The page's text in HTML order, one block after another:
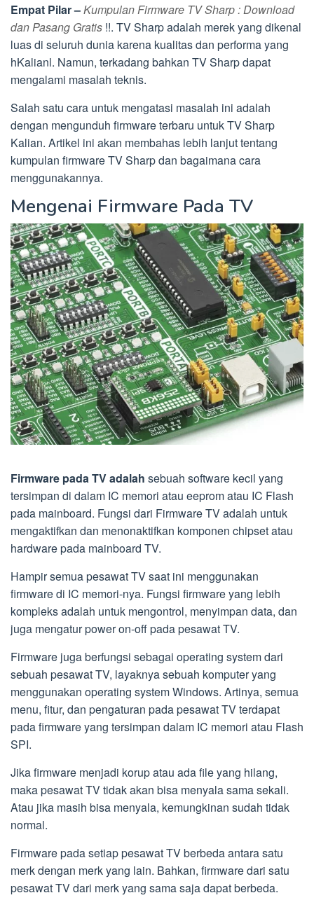
Empat Pilar –Kumpulan Firmware TV Sharp : Download
dan Pasang Gratis !!. TV Sharp adalah merek yang dikenal
luas di seluruh dunia karena kualitas dan performa yang
hKalianl. Namun, terkadang bahkan TV Sharp dapat
mengalami masalah teknis.
Salah satu cara untuk mengatasi masalah ini adalah
dengan mengunduh firmware terbaru untuk TV Sharp
Kalian. Artikel ini akan membahas lebih lanjut tentang
kumpulan firmware TV Sharp dan bagaimana cara
menggunakannya.
Mengenai Firmware Pada TV
Firmware pada TV adalah sebuah software kecil yang
tersimpan di dalam IC memori atau eeprom atau IC Flash
pada mainboard. Fungsi dari Firmware TV adalah untuk
mengaktifkan dan menonaktifkan komponen chipset atau
hardware pada mainboard TV.
Hampir semua pesawat TV saat ini menggunakan
firmware di IC memori-nya. Fungsi firmware yang lebih
kompleks adalah untuk mengontrol, menyimpan data, dan
juga mengatur power on-off pada pesawat TV.
Firmware juga berfungsi sebagai operating system dari
sebuah pesawat TV, layaknya sebuah komputer yang
menggunakan operating system Windows. Artinya, semua
menu, fitur, dan pengaturan pada pesawat TV terdapat
pada firmware yang tersimpan dalam IC memori atau Flash
SPI.
Jika firmware menjadi korup atau ada file yang hilang,
maka pesawat TV tidak akan bisa menyala sama sekali.
Atau jika masih bisa menyala, kemungkinan sudah tidak
normal.
Firmware pada setiap pesawat TV berbeda antara satu
merk dengan merk yang lain. Bahkan, firmware dari satu
pesawat TV dari merk yang sama saja dapat berbeda.